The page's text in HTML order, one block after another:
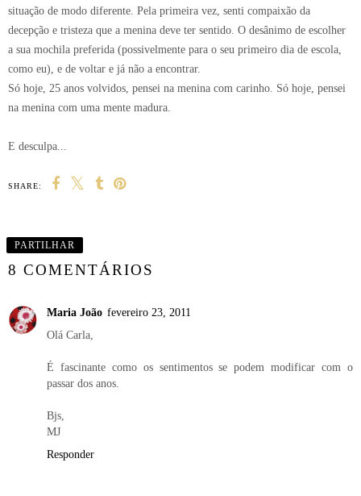
situação de modo diferente. Pela primeira vez, senti compaixão da
decepção e tristeza que a menina deve ter sentido. O desânimo de escolher
a sua mochila preferida (possivelmente para o seu primeiro dia de escola,
como eu), e de voltar e já não a encontrar.
Só hoje, 25 anos volvidos, pensei na menina com carinho. Só hoje, pensei
na menina com uma mente madura.
E desculpa...
SHARE:
PARTILHAR
8 COMENTÁRIOS
Maria João fevereiro 23, 2011
Olá Carla,
É fascinante como os sentimentos se podem modificar com o
passar dos anos.
Bjs,
MJ
Responder